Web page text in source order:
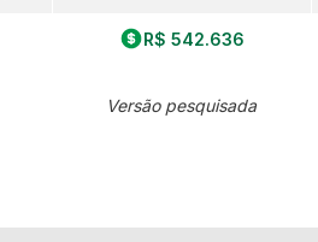
R$ 542.636
Versão pesquisada